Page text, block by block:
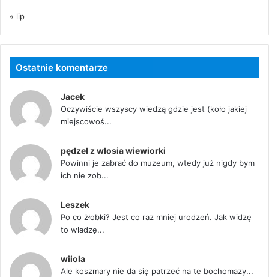
« lip
Ostatnie komentarze
Jacek
Oczywiście wszyscy wiedzą gdzie jest (koło jakiej
miejscowoś...
pędzel z włosia wiewiorki
Powinni je zabrać do muzeum, wtedy już nigdy bym
ich nie zob...
Leszek
Po co żłobki? Jest co raz mniej urodzeń. Jak widzę
to władzę...
wiiola
Ale koszmary nie da się patrzeć na te bochomazy...